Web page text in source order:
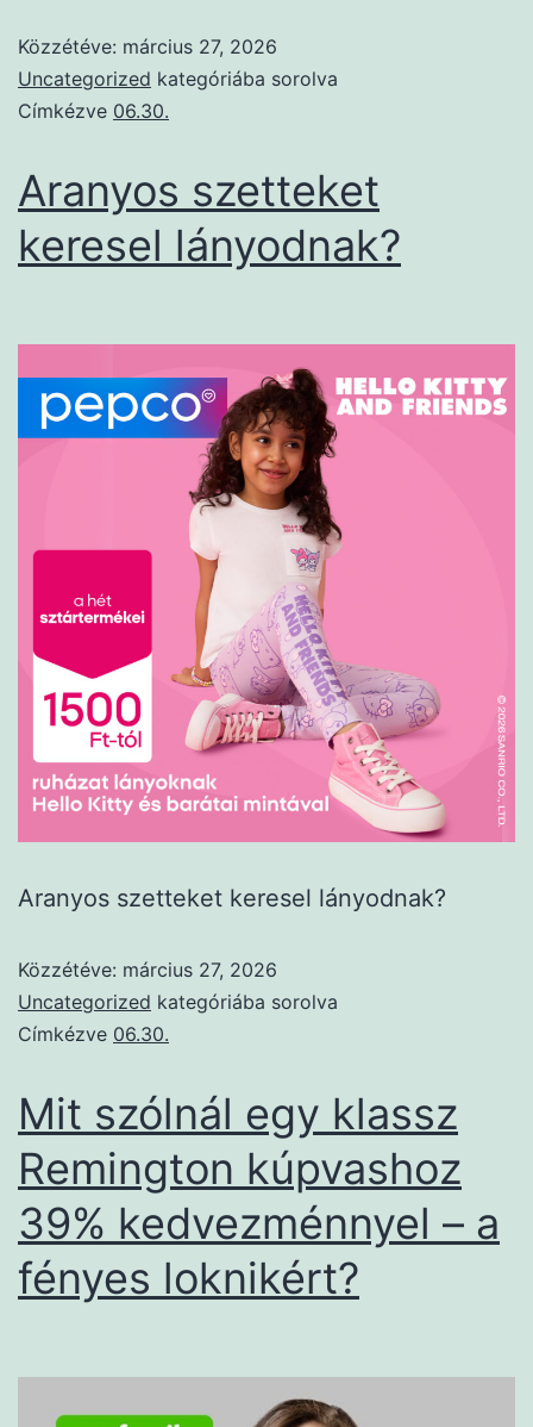
Közzétéve: március 27, 2026
Uncategorized kategóriába sorolva
Címkézve 06.30.
Aranyos szetteket
keresel lányodnak?
Aranyos szetteket keresel lányodnak?
Közzétéve: március 27, 2026
Uncategorized kategóriába sorolva
Címkézve 06.30.
Mit szólnál egy klassz
Remington kúpvashoz
39% kedvezménnyel – a
fényes loknikért?